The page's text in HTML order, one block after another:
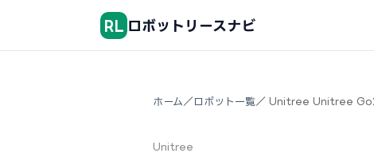
RL ロボットリースナビ
ホーム ／ ロボット一覧／ Unitree Unitree
Unitree